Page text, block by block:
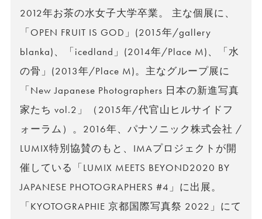
2012年お茶の水女子大学卒業。 主な個展に、
「OPEN FRUIT IS GOD」(2015年/gallery
blanka)、「icedland」(2014年/Place M)、「水
の骨」(2013年/Place M)。主なグループ展に
「New Japanese Photographers 日本の新進写真
家たち vol.2」（2015年/代官山ヒルサイドフ
ォーラム）。2016年、パナソニック株式会社 /
LUMIX特別協賛のもと、IMAプロジェクトが開
催している「LUMIX MEETS BEYOND2020 BY
JAPANESE PHOTOGRAPHERS #4」に出展。
「KYOTOGRAPHIE 京都国際写真祭 2022」にて